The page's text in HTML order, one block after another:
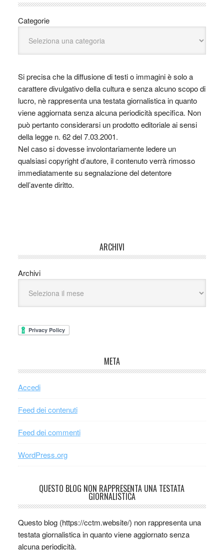
Categorie
Si precisa che la diffusione di testi o immagini è solo a
carattere divulgativo della cultura e senza alcuno scopo di
lucro, nè rappresenta una testata giornalistica in quanto
viene aggiornata senza alcuna periodicità specifica. Non
può pertanto considerarsi un prodotto editoriale ai sensi
della legge n. 62 del 7.03.2001.
Nel caso si dovesse involontariamente ledere un
qualsiasi copyright d’autore, il contenuto verrà rimosso
immediatamente su segnalazione del detentore
dell’avente diritto.
ARCHIVI
Archivi
META
Accedi
Feed dei contenuti
Feed dei commenti
WordPress.org
QUESTO BLOG NON RAPPRESENTA UNA TESTATA
GIORNALISTICA
Questo blog (https://cctm.website/) non rappresenta una
testata giornalistica in quanto viene aggiornato senza
alcuna periodicità.